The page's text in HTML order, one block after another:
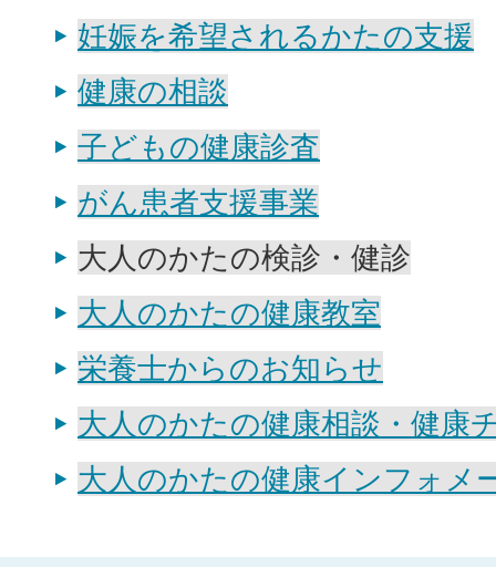
妊娠を希望されるかたの支援
健康の相談
子どもの健康診査
がん患者支援事業
大人のかたの検診・健診
大人のかたの健康教室
栄養士からのお知らせ
大人のかたの健康相談・健康
大人のかたの健康インフォメ